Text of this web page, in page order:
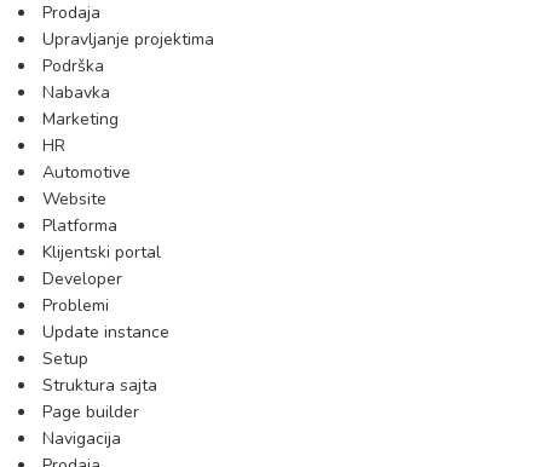
Prodaja
Upravljanje projektima
Podrška
Nabavka
Marketing
HR
Automotive
Website
Platforma
Klijentski portal
Developer
Problemi
Update instance
Setup
Struktura sajta
Page builder
Navigacija